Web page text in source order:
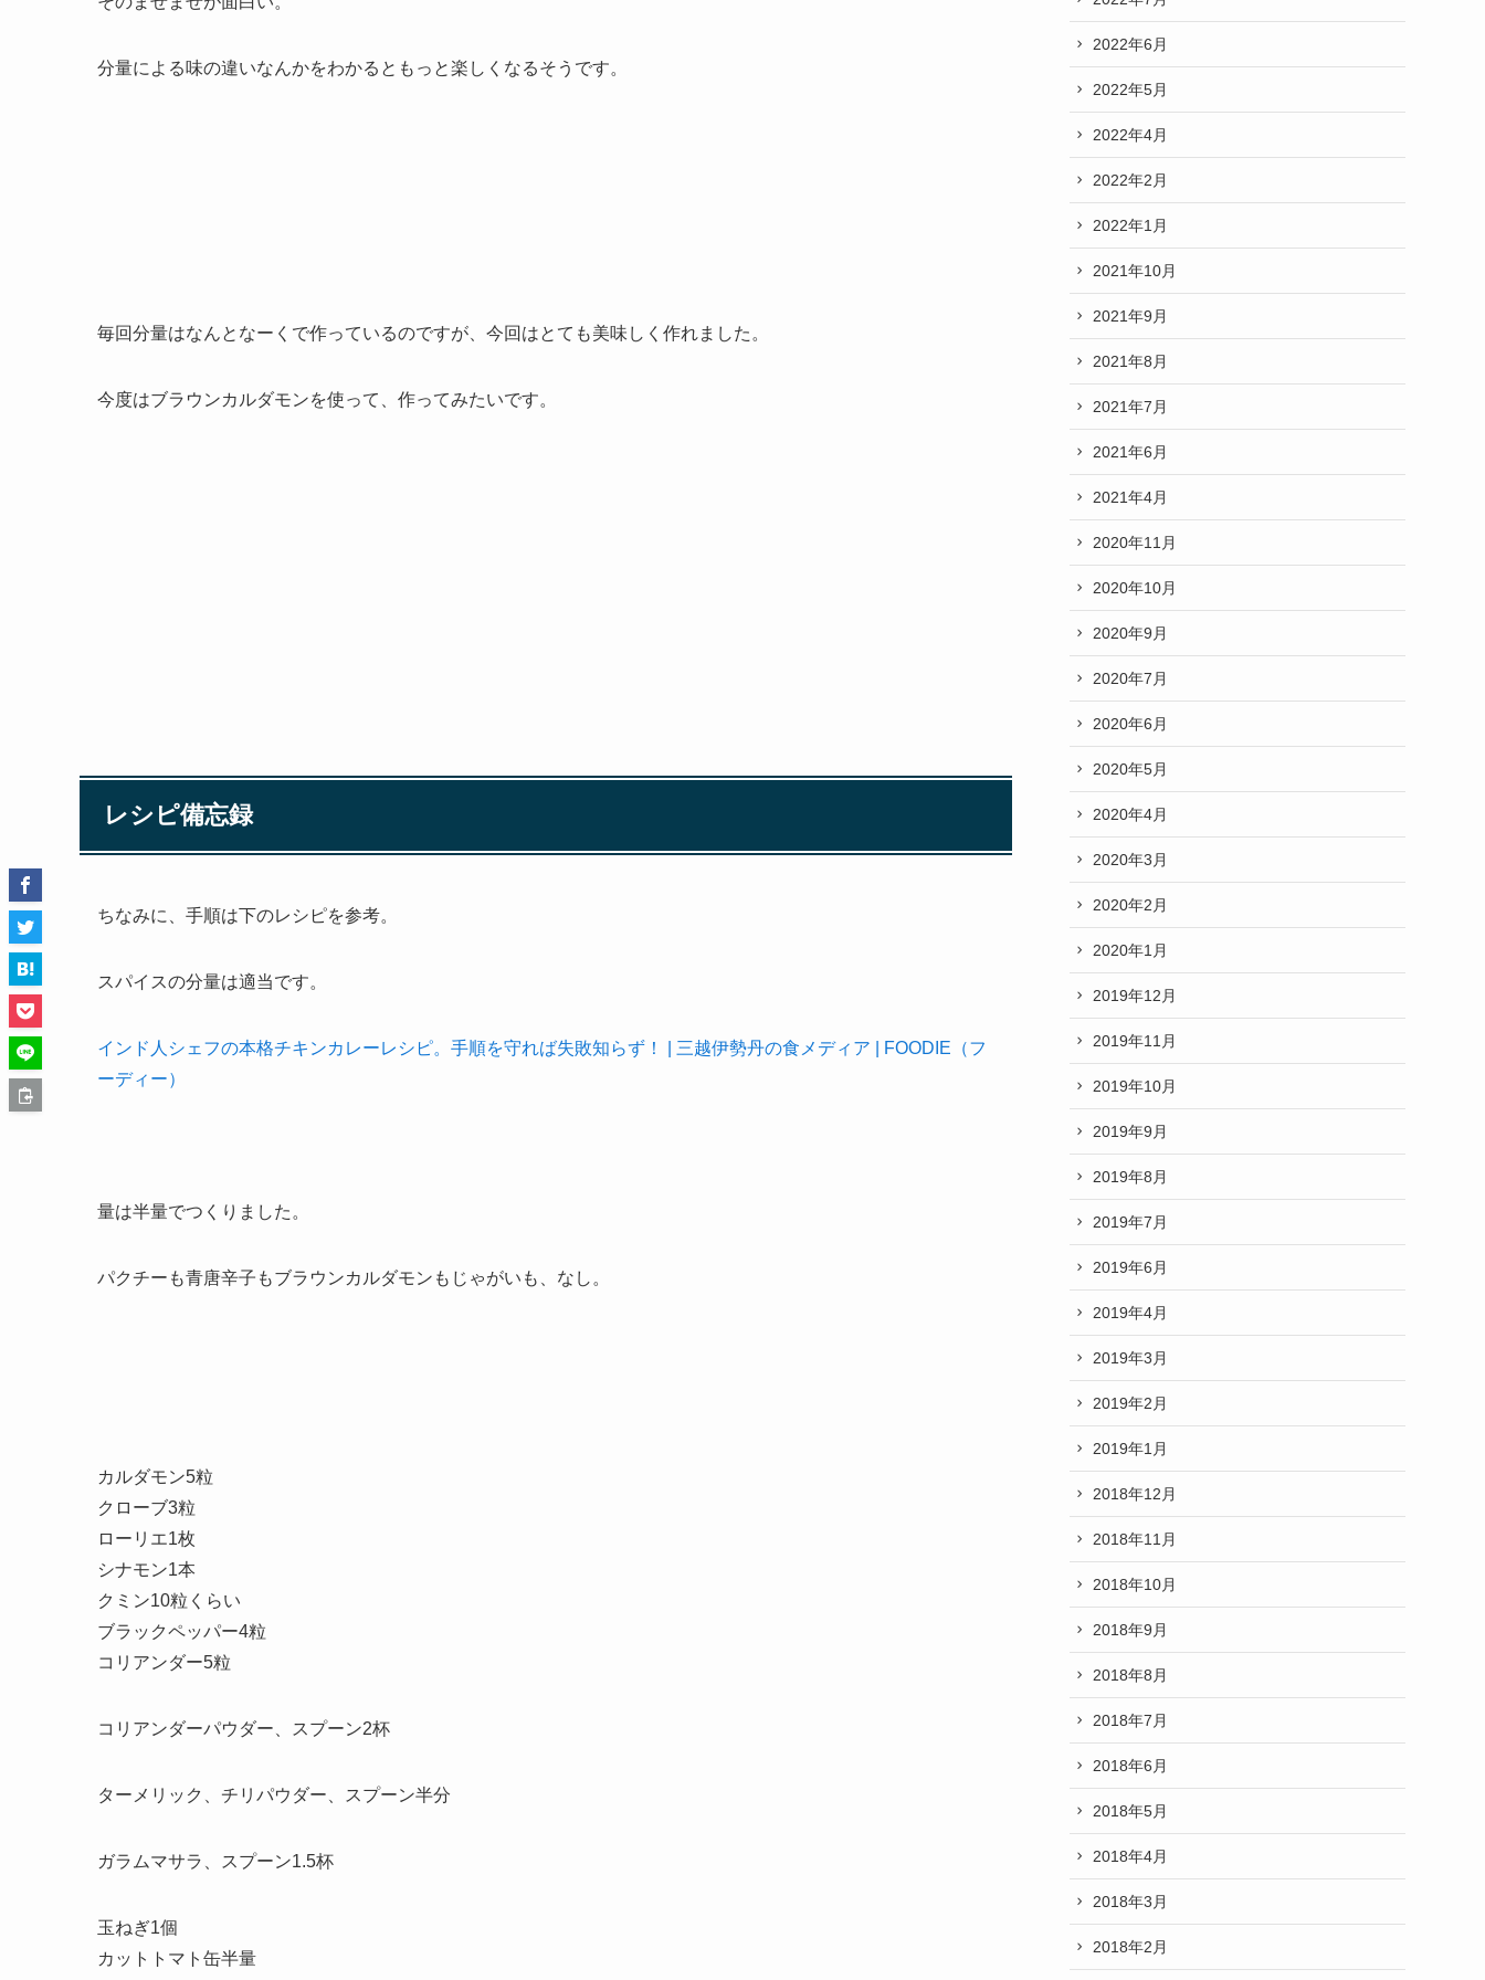
分量による味の違いなんかをわかるともっと楽しくなるそうです。
毎回分量はなんとなーくで作っているのですが、今回はとても美味しく作れました。
今度はブラウンカルダモンを使って、作ってみたいです。
レシピ備忘録
ちなみに、手順は下のレシピを参考。
スパイスの分量は適当です。
インド人シェフの本格チキンカレーレシピ。手順を守れば失敗知らず！ | 三越伊勢丹の食メディア | FOODIE（フ
ーディー）
量は半量でつくりました。
パクチーも青唐辛子もブラウンカルダモンもじゃがいも、なし。
カルダモン5粒
クローブ3粒
ローリエ1枚
シナモン1本
クミン10粒くらい
ブラックペッパー4粒
コリアンダー5粒
コリアンダーパウダー、スプーン2杯
ターメリック、チリパウダー、スプーン半分
ガラムマサラ、スプーン1.5杯
玉ねぎ1個
カットトマト缶半量
2022年6月
2022年5月
2022年4月
2022年2月
2022年1月
2021年10月
2021年9月
2021年8月
2021年7月
2021年6月
2021年4月
2020年11月
2020年10月
2020年9月
2020年7月
2020年6月
2020年5月
2020年4月
2020年3月
2020年2月
2020年1月
2019年12月
2019年11月
2019年10月
2019年9月
2019年8月
2019年7月
2019年6月
2019年4月
2019年3月
2019年2月
2019年1月
2018年12月
2018年11月
2018年10月
2018年9月
2018年8月
2018年7月
2018年6月
2018年5月
2018年4月
2018年3月
2018年2月